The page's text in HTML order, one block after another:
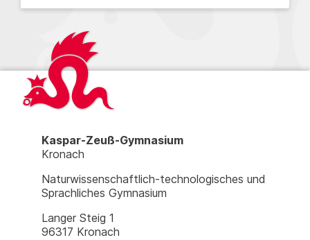
Kaspar-Zeuß-Gymnasium
Kronach
Naturwissenschaftlich-technologisches und
Sprachliches Gymnasium
Langer Steig 1
96317 Kronach